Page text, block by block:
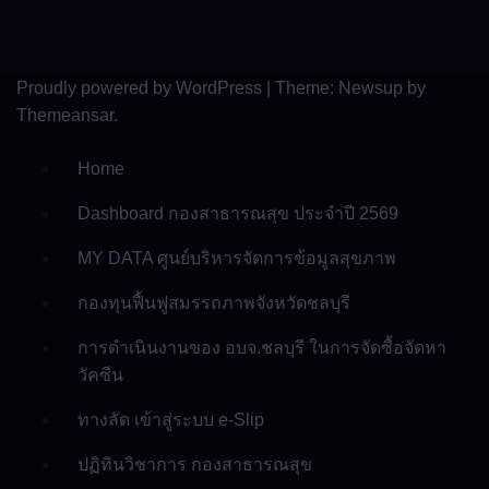
Proudly powered by WordPress
Theme: Newsup by
Themeansar.
Home
Dashboard กองสาธารณสุข ประจำปี 2569
MY DATA ศูนย์บริหารจัดการข้อมูลสุขภาพ
กองทุนฟื้นฟูสมรรถภาพจังหวัดชลบุรี
การดำเนินงานของ อบจ.ชลบุรี ในการจัดซื้อจัดหา
วัคซีน
ทางลัด เข้าสู่ระบบ e-Slip
ปฏิทินวิชาการ กองสาธารณสุข